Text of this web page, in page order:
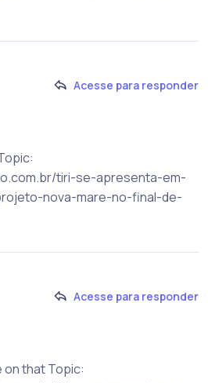
Acesse para responder
tiri-se-apresenta-em-
nova-mare-no-final-de-
Acesse para responder
on that Topic: